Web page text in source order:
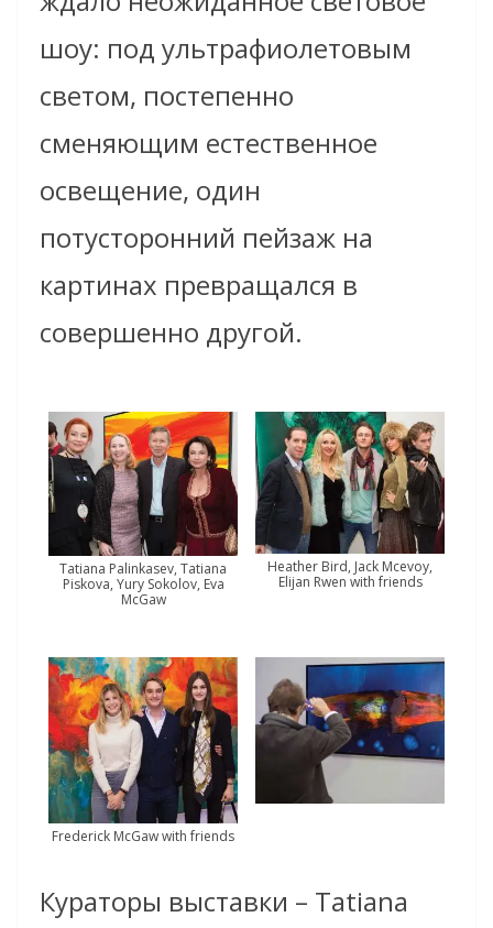
шоу: под ультрафиолетовым
светом, постепенно
сменяющим естественное
освещение, один
потусторонний пейзаж на
картинах превращался в
совершенно другой.
Tatiana Palinkasev, Tatiana
Piskova, Yury Sokolov, Eva
McGaw
Heather Bird, Jack Mcevoy,
Elijan Rwen with friends
Frederick McGaw with friends
Кураторы выставки – Tatiana